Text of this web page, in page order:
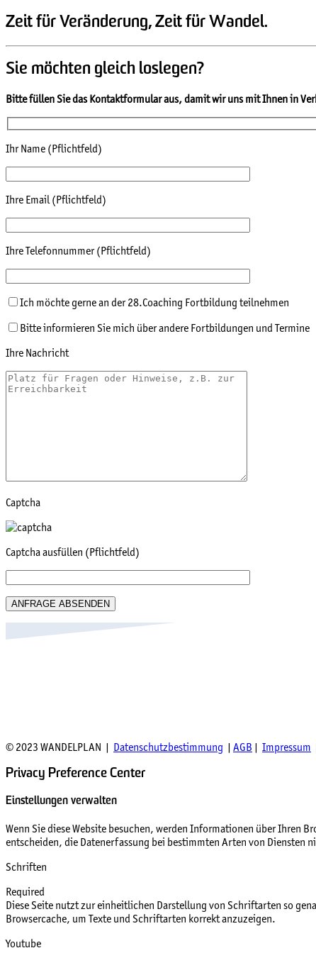
Zeit für Veränderung, Zeit für Wandel.
Sie möchten gleich loslegen?
Bitte füllen Sie das Kontaktformular aus, damit wir uns mit Ihnen in
Ihr Name (Pflichtfeld)
Ihre Email (Pflichtfeld)
Ihre Telefonnummer (Pflichtfeld)
Ich möchte gerne an der 28.Coaching Fortbildung teilnehmen
Bitte informieren Sie mich über andere Fortbildungen und Termine
Ihre Nachricht
Captcha
Captcha ausfüllen (Pflichtfeld)
© 2023 WANDELPLAN | Datenschutzbestimmung | AGB | Impressum
Privacy Preference Center
Einstellungen verwalten
Wenn Sie diese Website besuchen, werden Informationen über Ihren
entscheiden, die Datenerfassung bei bestimmten Arten von Diensten
Schriften
Required
Diese Seite nutzt zur einheitlichen Darstellung von Schriftarten so
Browsercache, um Texte und Schriftarten korrekt anzuzeigen.
Youtube